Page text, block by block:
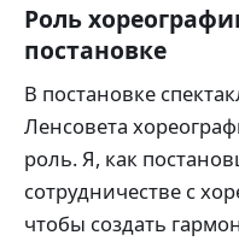
Роль
постановке
В постановке
Ленсовета
роль. Я, как
сотрудничестве с
чтобы создать